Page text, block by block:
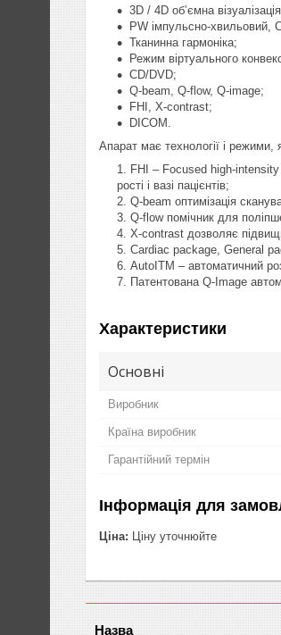
3D / 4D об’ємна
PW імпульсно-хвильовий,
Тканинна гармоніка;
Режим віртуального
CD/DVD;
Q-beam, Q-flow, Q-image;
FHI, X-contrast;
DICOM.
Апарат має технології і режими,
FHI – Focused high-intensity
рості і вазі пацієнтів;
Q-beam оптимізація
Q-flow помічник для
X-contrast дозволяє
Cardiac package, General
AutoITM – автоматичний
Патентована Q-Image
Характеристики
Основні
Виробник
Країна виробник
Гарантійний термін
Інформація для
Ціна: Ціну уточнюйте